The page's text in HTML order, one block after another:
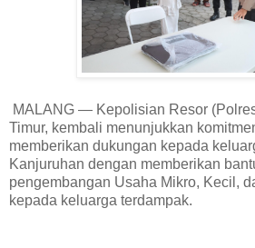
MALANG — Kepolisian Resor
Timur, kembali menunjukkan
memberikan dukungan kepada
Kanjuruhan dengan memberikan
pengembangan Usaha Mikro, Kecil,
kepada keluarga terdampak.